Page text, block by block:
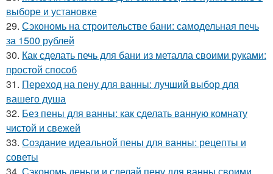
выборе и установке
29. Сэкономь на строительстве бани: самодельная печь
за 1500 рублей
30. Как сделать печь для бани из металла своими руками:
простой способ
31. Переход на пену для ванны: лучший выбор для
вашего душа
32. Без пены для ванны: как сделать ванную комнату
чистой и свежей
33. Создание идеальной пены для ванны: рецепты и
советы